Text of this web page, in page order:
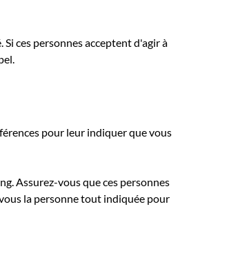
ces personnes acceptent d'agir à
pour leur indiquer que vous
Assurez-vous que ces personnes
la personne tout indiquée pour